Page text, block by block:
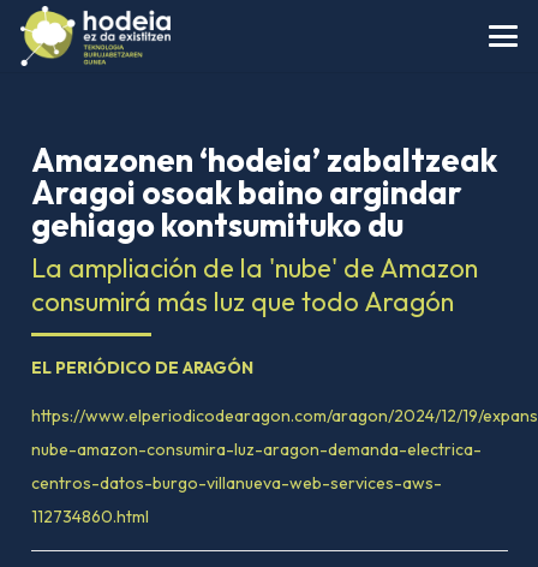
Amazonen ‘hodeia’ zabaltzeak
Aragoi osoak baino argindar
gehiago kontsumituko du
La ampliación de la 'nube' de Amazon
consumirá más luz que todo Aragón
EL PERIÓDICO DE ARAGÓN
https://www.elperiodicodearagon.com/aragon/2024/12/19/
nube-amazon-consumira-luz-aragon-demanda-electrica-
centros-datos-burgo-villanueva-web-services-aws-
112734860.html